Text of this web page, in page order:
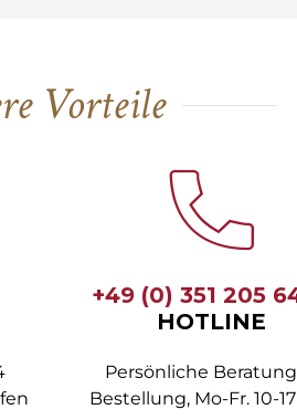
Vorteile
+49 (0) 351 205
HOTLINE
Persönliche
Bestellung, Mo-Fr. 10-